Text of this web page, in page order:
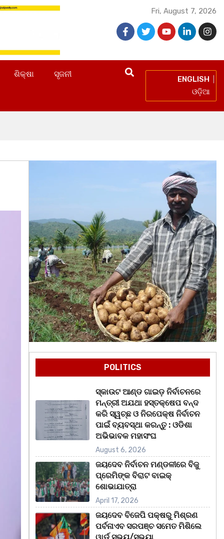
Fri, August 7, 2026
ଶିକ୍ଷା ସୃଜନୀ
ENGLISH
ଓଡ଼ିଆ
POLITICS
ସ୍କାଉଟ ଆଣ୍ଡ ଗାଇଡ଼ ନିର୍ବାଚନରେ
ମନ୍ତ୍ରୀ ଅଯଥା ହସ୍ତକ୍ଷେପ ବନ୍ଦ
କରି ସ୍ୱଚ୍ଛ ଓ ନିରପେକ୍ଷ ନିର୍ବାଚନ
ପାଇଁ ବ୍ୟବସ୍ଥା କରନ୍ତୁ : ଓଡିଶା
ଅଭିଭାବକ ମହାସଂଘ
August 6, 2026
ଜୟଦେବ ନିର୍ବାଚନ ମଣ୍ଡଳୀରେ ବିଜୁ
ପ୍ରେମିଙ୍କ ବିରାଟ ବାଇକ୍
ଶୋଭାଯାତ୍ରା
April 17, 2026
ଜୟଦେବ ବିଜେପି ପକ୍ଷରୁ ମିଶ୍ରଣ
ପର୍ବନାଏବ ସରପଞ୍ଚ ସମେତ ମିଶିଲେ